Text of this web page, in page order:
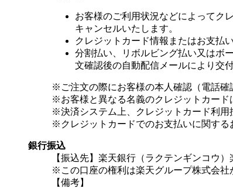
お客様のご利用状況などによってク
キャンセルいたします。
クレジットカード情報またはお支払
分割払い、リボルビング払い又はボ
文確認後の自動配信メールにより交付
※ご注文の際にお客様の本人確認（電話確
※お客様と異なる名義のクレジットカード
※決済システム上、クレジットカード利用
※クレジットカードでのお支払いに関する
銀行振込
【振込先】楽天銀行（ラクテンギンコウ
※この口座の権利は楽天グループ株式会社
【備考】